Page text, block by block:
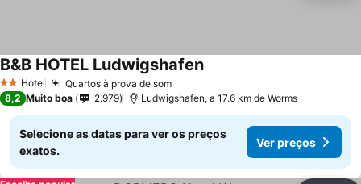
2 Estrelas
Hotel Quartos à prova de som
B&B HOTEL Ludwigshafen
8,2 Muito boa 2.979 Ludwigshafen, a 17.6 km de Worms
Selecione as datas para ver os preços
exatos.
Ver preços